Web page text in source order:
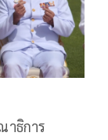
าธิการ